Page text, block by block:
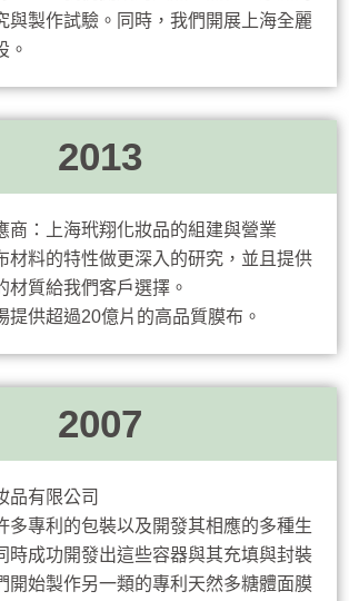
與製作試驗。同時，我們開展上海全麗
。
2013
商：上海玳翔化妝品的組建與營業
材料的特性做更深入的研究，並且提供
材質給我們客戶選擇。
提供超過20億片的高品質膜布。
2007
品有限公司
多專利的包裝以及開發其相應的多種生
時成功開發出這些容器與其充填與封裝
開始製作另一類的專利天然多糖體面膜